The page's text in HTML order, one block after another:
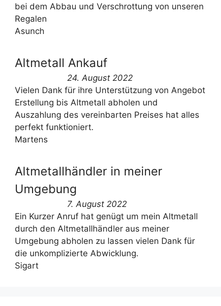
bei dem Abbau und Verschrottung von unseren
Regalen
Asunch
Altmetall Ankauf
24. August 2022
Vielen Dank für ihre Unterstützung von Angebot
Erstellung bis Altmetall abholen und
Auszahlung des vereinbarten Preises hat alles
perfekt funktioniert.
Martens
Altmetallhändler in meiner
Umgebung
7. August 2022
Ein Kurzer Anruf hat genügt um mein Altmetall
durch den Altmetallhändler aus meiner
Umgebung abholen zu lassen vielen Dank für
die unkomplizierte Abwicklung.
Sigart